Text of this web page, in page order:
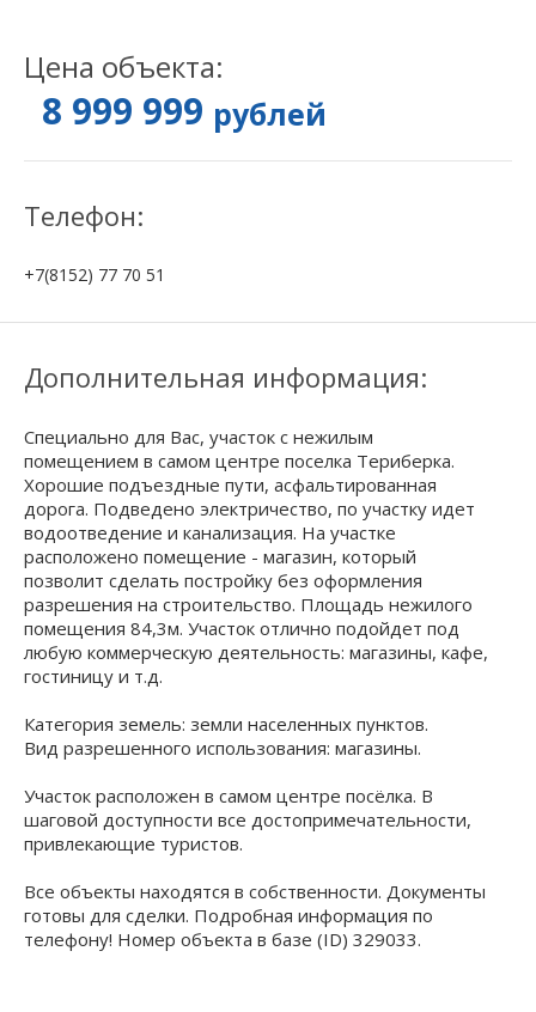
Цена объекта:
8 999 999 рублей
Телефон:
+7(8152) 77 70 51
Дополнительная информация:
Специально для Вас, участок с нежилым
помещением в самом центре поселка Териберка.
Хорошие подъездные пути, асфальтированная
дорога. Подведено электричество, по участку идет
водоотведение и канализация. На участке
расположено помещение - магазин, который
позволит сделать постройку без оформления
разрешения на строительство. Площадь нежилого
помещения 84,3м. Участок отлично подойдет под
любую коммерческую деятельность: магазины, кафе,
гостиницу и т.д.
Категория земель: земли населенных пунктов.
Вид разрешенного использования: магазины.
Участок расположен в самом центре посёлка. В
шаговой доступности все достопримечательности,
привлекающие туристов.
Все объекты находятся в собственности. Документы
готовы для сделки. Подробная информация по
телефону! Номер объекта в базе (ID) 329033.